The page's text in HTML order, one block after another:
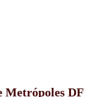
Metrópoles DF